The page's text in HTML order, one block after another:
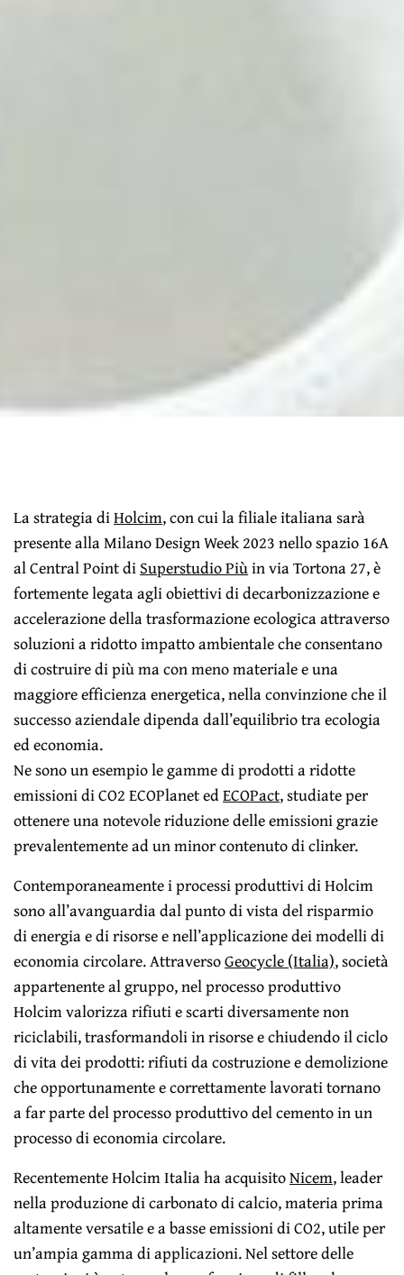
La strategia diHolcim, con cui la filiale italiana sarà
presente alla Milano Design Week 2023 nello spazio 16A
al Central Point diSuperstudio Piùin via Tortona 27, è
fortemente legata agli obiettivi di decarbonizzazione e
accelerazione della trasformazione ecologica attraverso
soluzioni a ridotto impatto ambientale che consentano
di costruire di più ma con meno materiale e una
maggiore efficienza energetica, nella convinzione che il
successo aziendale dipenda dall’equilibrio tra ecologia
ed economia.
Ne sono un esempio le gamme di prodotti a ridotte
emissioni di CO2 ECOPlanet edECOPact, studiate per
ottenere una notevole riduzione delle emissioni grazie
prevalentemente ad un minor contenuto di clinker.
Contemporaneamente i processi produttivi di Holcim
sono all’avanguardia dal punto di vista del risparmio
di energia e di risorse e nell’applicazione dei modelli di
economia circolare. AttraversoGeocycle (Italia), società
appartenente al gruppo, nel processo produttivo
Holcim valorizza rifiuti e scarti diversamente non
riciclabili, trasformandoli in risorse e chiudendo il ciclo
di vita dei prodotti: rifiuti da costruzione e demolizione
che opportunamente e correttamente lavorati tornano
a far parte del processo produttivo del cemento in un
processo di economia circolare.
Recentemente Holcim Italia ha acquisitoNicem, leader
nella produzione di carbonato di calcio, materia prima
altamente versatile e a basse emissioni di CO2, utile per
un’ampia gamma di applicazioni. Nel settore delle